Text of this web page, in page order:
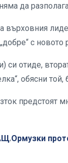
да
върховния
с
си отиде,
обясни той,
предстоят
,Ормузки